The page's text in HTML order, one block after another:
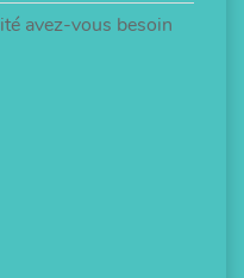
avez-vous besoin